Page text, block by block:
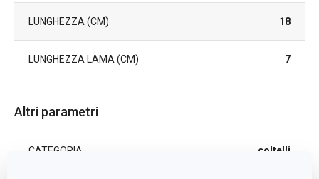
LUNGHEZZA (CM) 18
LUNGHEZZA LAMA (CM) 7
Altri parametri
CATEGORIA coltelli